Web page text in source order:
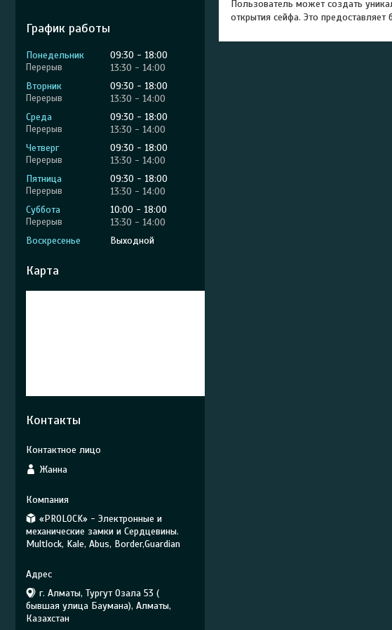
Пользователь может создать
открытия сейфа. Это
График работы
Понедельник 09:30
18:00
13:30
14:00
Вторник
09:30
18:00
13:30
14:00
Среда
09:30
18:00
13:30
14:00
Четверг
09:30
18:00
13:30
14:00
Пятница
09:30
18:00
13:30
14:00
Суббота
10:00
18:00
13:30
14:00
Воскресенье
Выходной
Карта
Контакты
Жанна
«PROLOCK» - Электронные и
механические замки и Сердцевины.
Multlock, Kale, Abus, Border,Guardian
г. Алматы, Тургут Озала 53 (
бывшая улица Баумана), Алматы,
Казахстан